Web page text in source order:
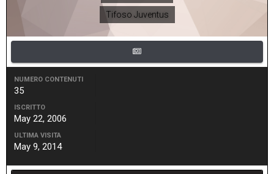
Tifoso Juventus
NUMERO CONTENUTI
35
ISCRITTO
May 22, 2006
ULTIMA VISITA
May 9, 2014